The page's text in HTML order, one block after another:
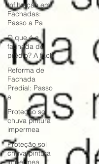
Infiltração em
Fachadas:
Passo a Pa
O que é a
fachada do
prédio? A fach
Reforma de
Fachada
Predial: Passo
a
Proteção sol
chuva pintura
impermea
Proteção sol
chuva pintura
impermea